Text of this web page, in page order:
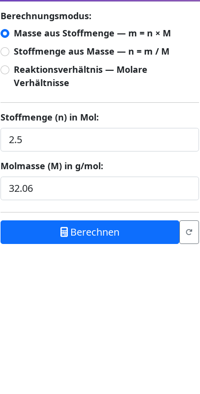
Berechnungsmodus:
Masse aus Stoffmenge — m = n × M
Stoffmenge aus Masse — n = m / M
Reaktionsverhältnis — Molare
Verhältnisse
Stoffmenge (n) in Mol:
Molmasse (M) in g/mol:
Berechnen